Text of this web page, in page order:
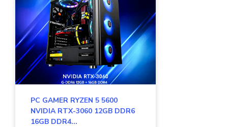
PC GAMER RYZEN 5 5600
NVIDIA RTX-3060 12GB DDR6
16GB DDR4...